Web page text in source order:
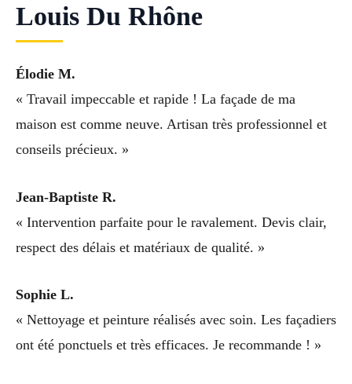
Louis Du Rhône
Élodie M.
« Travail impeccable et rapide ! La façade de ma
maison est comme neuve. Artisan très professionnel et
conseils précieux. »
Jean-Baptiste R.
« Intervention parfaite pour le ravalement. Devis clair,
respect des délais et matériaux de qualité. »
Sophie L.
« Nettoyage et peinture réalisés avec soin. Les façadiers
ont été ponctuels et très efficaces. Je recommande ! »